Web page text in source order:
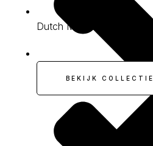
Dutch Minerals BT
Dutch Cement BT
BEKIJK COLLECTIE